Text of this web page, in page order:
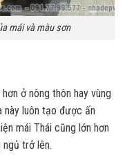
mái và màu sơn
ở nông thôn hay vùng
này luôn tạo được ấn
mái Thái cũng lớn hơn
trở lên.